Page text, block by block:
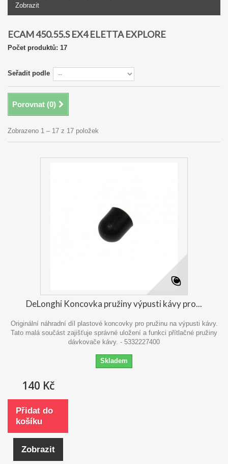
Zobrazit
ECAM 450.55.S EX4 ELETTA EXPLORE
Počet produktů: 17
Seřadit podle
Porovnat (0)
Zobrazeno 1 – 17 z 17 položek
DeLonghi Koncovka pružiny výpusti kávy pro...
Originální náhradní díl plastové koncovky pro pružinu na výpusti kávy.
Tato malá součást zajišťuje správné uložení a funkci přítlačné pružiny
dávkovače kávy. - 5332227400
Skladem
140 Kč
Přidat do
košíku
Zobrazit